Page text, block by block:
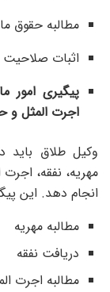
مطالبه حقوق
اثبات
پیگیری امور
اجرت المثل و
وکیل طلاق باید
مهریه، نفقه،
انجام دهد. این
مطالبه مهریه
دریافت نفقه
مطالبه اجرت